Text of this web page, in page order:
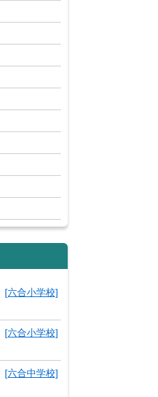
[六合小学校]
[六合小学校]
[六合中学校]